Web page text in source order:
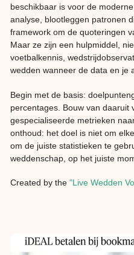
beschikbaar is voor de
analyse, blootleggen patronen
framework om de quoteringen
Maar ze zijn een hulpmiddel,
voetbalkennis,
wedden wanneer de data en je
Begin met de basis:
percentages. Bouw van daaruit
gespecialiseerde metrieken
onthoud: het doel is niet om
om de juiste statistieken te
weddenschap, op het juiste
Created by the "Live Wedden